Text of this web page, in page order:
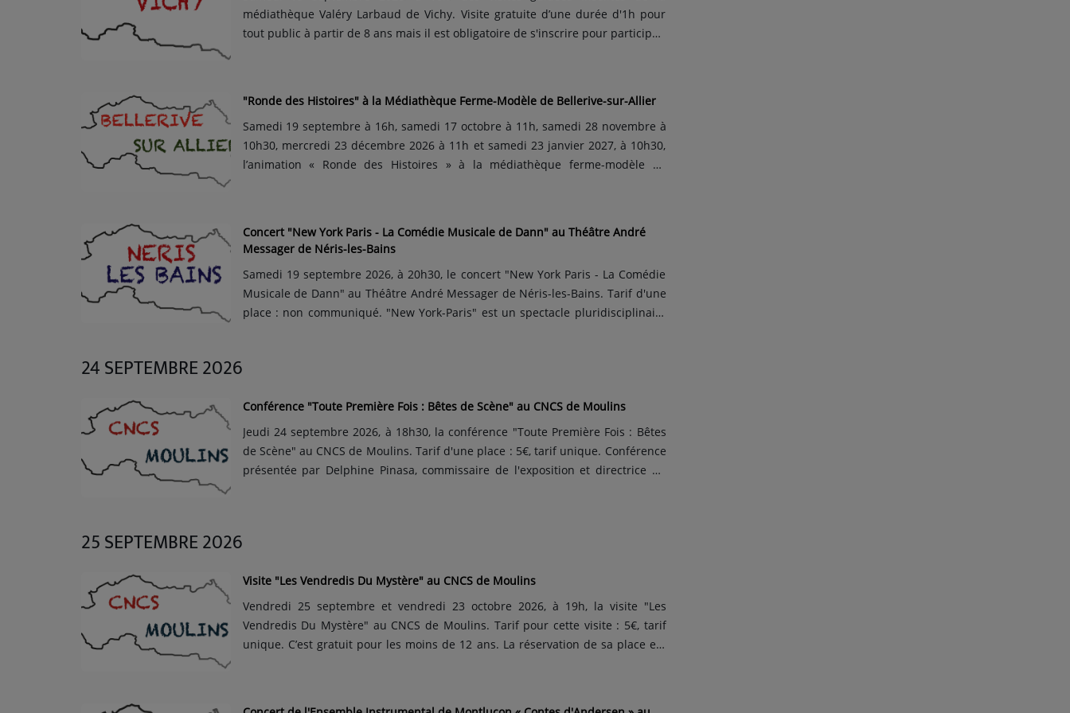
médiathèque Valéry Larbaud de Vichy. Visite gratuite d’une durée d'1h pour
tout public à partir de 8 ans mais il est obligatoire de s'inscrire pour participer.
"Ronde des Histoires" à la Médiathèque Ferme-Modèle de Bellerive-sur-Allier
Samedi 19 septembre à 16h, samedi 17 octobre à 11h, samedi 28 novembre à
10h30, mercredi 23 décembre 2026 à 11h et samedi 23 janvier 2027, à 10h30,
l’animation « Ronde des Histoires » à la médiathèque ferme-modèle de
Concert "New York Paris - La Comédie Musicale de Dann" au Théâtre André
Messager de Néris-les-Bains
Samedi 19 septembre 2026, à 20h30, le concert "New York Paris - La Comédie
Musicale de Dann" au Théâtre André Messager de Néris-les-Bains. Tarif d'une
place : non communiqué. "New York-Paris" est un spectacle pluridisciplinaire
24 SEPTEMBRE 2026
Conférence "Toute Première Fois : Bêtes de Scène" au CNCS de Moulins
Jeudi 24 septembre 2026, à 18h30, la conférence "Toute Première Fois : Bêtes
de Scène" au CNCS de Moulins. Tarif d'une place : 5€, tarif unique. Conférence
présentée par Delphine Pinasa, commissaire de l'exposition et directrice du
25 SEPTEMBRE 2026
Visite "Les Vendredis Du Mystère" au CNCS de Moulins
Vendredi 25 septembre et vendredi 23 octobre 2026, à 19h, la visite "Les
Vendredis Du Mystère" au CNCS de Moulins. Tarif pour cette visite : 5€, tarif
unique. C’est gratuit pour les moins de 12 ans. La réservation de sa place est